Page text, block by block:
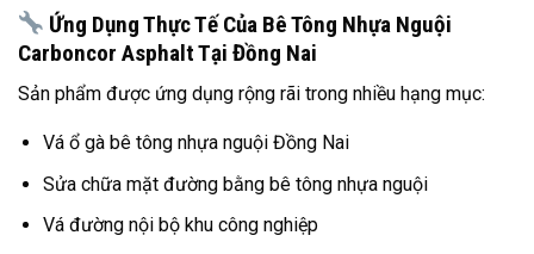
Ứng Dụng Thực Tế Của Bê Tông Nhựa Nguội
Carboncor Asphalt Tại Đồng Nai
Sản phẩm được ứng dụng rộng rãi trong nhiều hạng mục:
Vá ổ gà bê tông nhựa nguội Đồng Nai
Sửa chữa mặt đường bằng bê tông nhựa nguội
Vá đường nội bộ khu công nghiệp